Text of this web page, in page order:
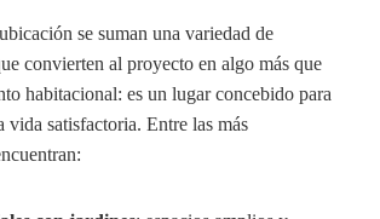
se suman una variedad de
convierten al proyecto en algo más que
habitacional: es un lugar concebido para
vida satisfactoria. Entre las más